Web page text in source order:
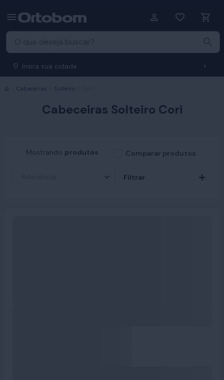
Insira sua cidade
Início
Cabeceiras Solteiro
Cabeceiras Solteiro Cori
Mostrando produtos Comparar produtos
Filtrar